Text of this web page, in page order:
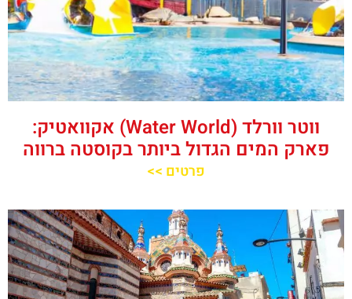
ווטר וורלד (Water World) אקוואטיק:
פארק המים הגדול ביותר בקוסטה ברווה
פרטים >>